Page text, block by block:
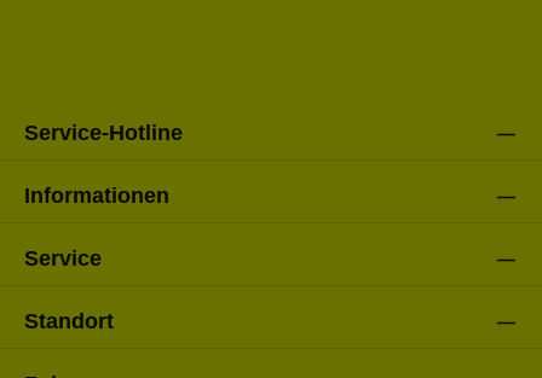
Service-Hotline
Informationen
Service
Standort